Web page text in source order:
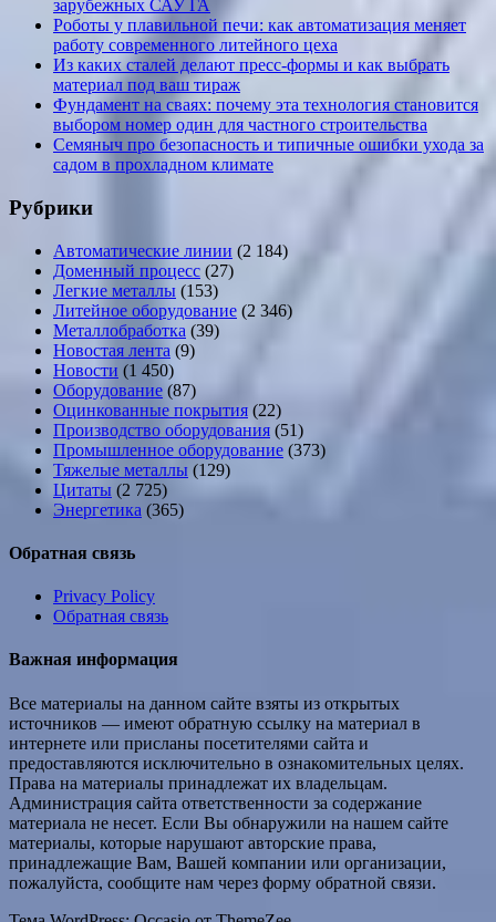
зарубежных САУ ГА
Роботы у плавильной печи: как автоматизация меняет
работу современного литейного цеха
Из каких сталей делают пресс-формы и как выбрать
материал под ваш тираж
Фундамент на сваях: почему эта технология становится
выбором номер один для частного строительства
Семяныч про безопасность и типичные ошибки ухода за
садом в прохладном климате
Рубрики
Автоматические линии (2 184)
Доменный процесс (27)
Легкие металлы (153)
Литейное оборудование (2 346)
Металлобработка (39)
Новостая лента (9)
Новости (1 450)
Оборудование (87)
Оцинкованные покрытия (22)
Производство оборудования (51)
Промышленное оборудование (373)
Тяжелые металлы (129)
Цитаты (2 725)
Энергетика (365)
Обратная связь
Privacy Policy
Обратная связь
Важная информация
Все материалы на данном сайте взяты из открытых
источников — имеют обратную ссылку на материал в
интернете или присланы посетителями сайта и
предоставляются исключительно в ознакомительных целях.
Права на материалы принадлежат их владельцам.
Администрация сайта ответственности за содержание
материала не несет. Если Вы обнаружили на нашем сайте
материалы, которые нарушают авторские права,
принадлежащие Вам, Вашей компании или организации,
пожалуйста, сообщите нам через форму обратной связи.